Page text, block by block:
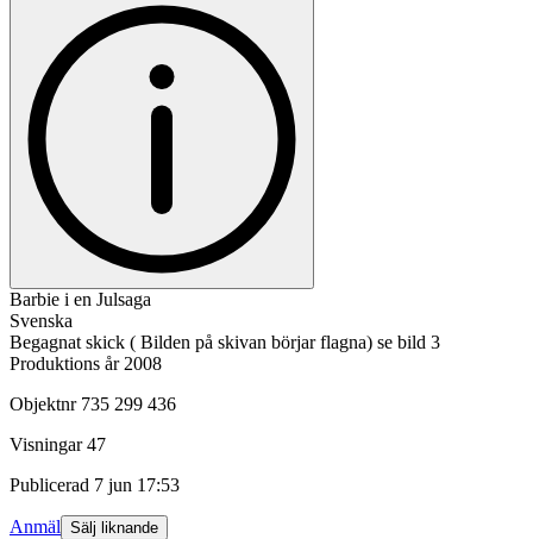
Barbie i en Julsaga
Svenska
Begagnat skick ( Bilden på skivan börjar flagna) se bild 3
Produktions år 2008
Objektnr 735 299 436
Visningar 47
Publicerad 7 jun 17:53
Anmäl Sälj liknande